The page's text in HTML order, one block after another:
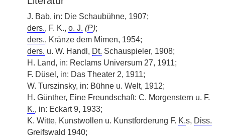
J. Bab, in: Die Schaubühne, 1907;
ders., F. K., o. J. (P);
ders., Kränze dem Mimen, 1954;
ders. u. W. Handl, Dt. Schauspieler, 1908;
H. Land, in: Reclams Universum 27, 1911;
F. Düsel, in: Das Theater 2, 1911;
W. Turszinsky, in: Bühne u. Welt, 1912;
H. Günther, Eine Freundschaft: C. Morgenstern u. F.
K., in: Eckart 9, 1933;
K. Witte, Kunstwollen u. Kunstforderung F. K.s, Diss.
Greifswald 1940;